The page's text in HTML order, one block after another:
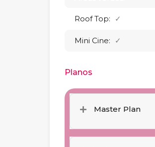
Roof Top: ✓
Mini Cine: ✓
Planos
Master Plan